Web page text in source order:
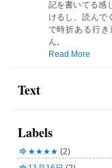
記を書いてる感
けるし、読んで
で時折ある行
ん。
Read More
Text
Labels
★★★★ (2)